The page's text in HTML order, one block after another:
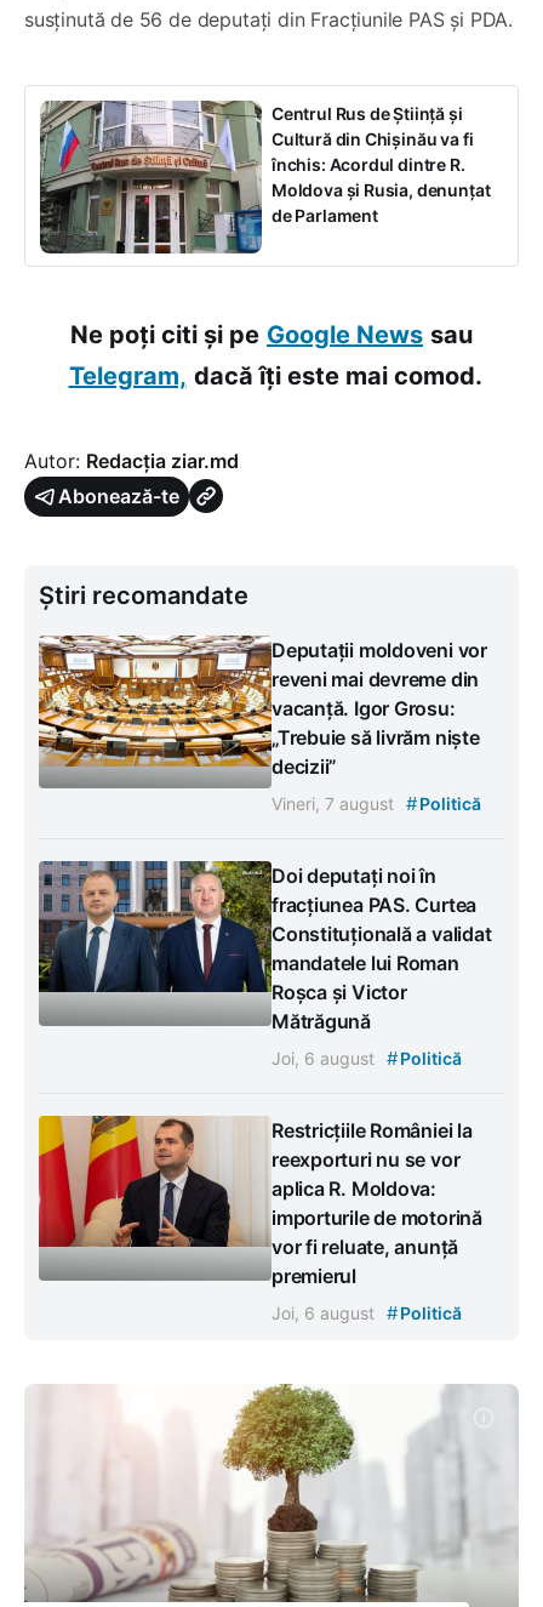
susținută de 56 de deputați din Fracțiunile PAS și PDA.
Centrul Rus de Știință și
Cultură din Chișinău va fi
închis: Acordul dintre R.
Moldova și Rusia, denunțat
de Parlament
Ne poți citi și pe Google News sau
Telegram, dacă îți este mai comod.
Autor: Redacția ziar.md
Abonează-te
Știri recomandate
Deputații moldoveni vor
reveni mai devreme din
vacanță. Igor Grosu:
„Trebuie să livrăm niște
decizii”
Vineri, 7 august #Politică
Doi deputați noi în
fracțiunea PAS. Curtea
Constituțională a validat
mandatele lui Roman
Roșca și Victor
Mătrăgună
Joi, 6 august #Politică
Restricțiile României la
reexporturi nu se vor
aplica R. Moldova:
importurile de motorină
vor fi reluate, anunță
premierul
Joi, 6 august #Politică